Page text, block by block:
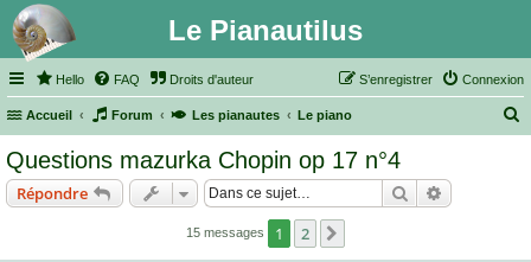
Le Pianautilus
Hello FAQ Droits d'auteur Connexion
S’enregistrer
Accueil Forum Les pianautes Le piano
Questions mazurka Chopin op 17 n°4
Répondre Rechercher
15 messages 1 2